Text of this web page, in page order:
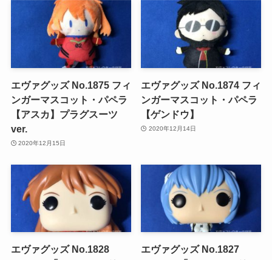
エヴァグッズ No.1875 フィ
ンガーマスコット・パペラ
【アスカ】プラグスーツ
ver.
2020年12月15日
エヴァグッズ No.1874 フィ
ンガーマスコット・パペラ
【ゲンドウ】
2020年12月14日
エヴァグッズ No.1828
エヴァグッズ No.1827